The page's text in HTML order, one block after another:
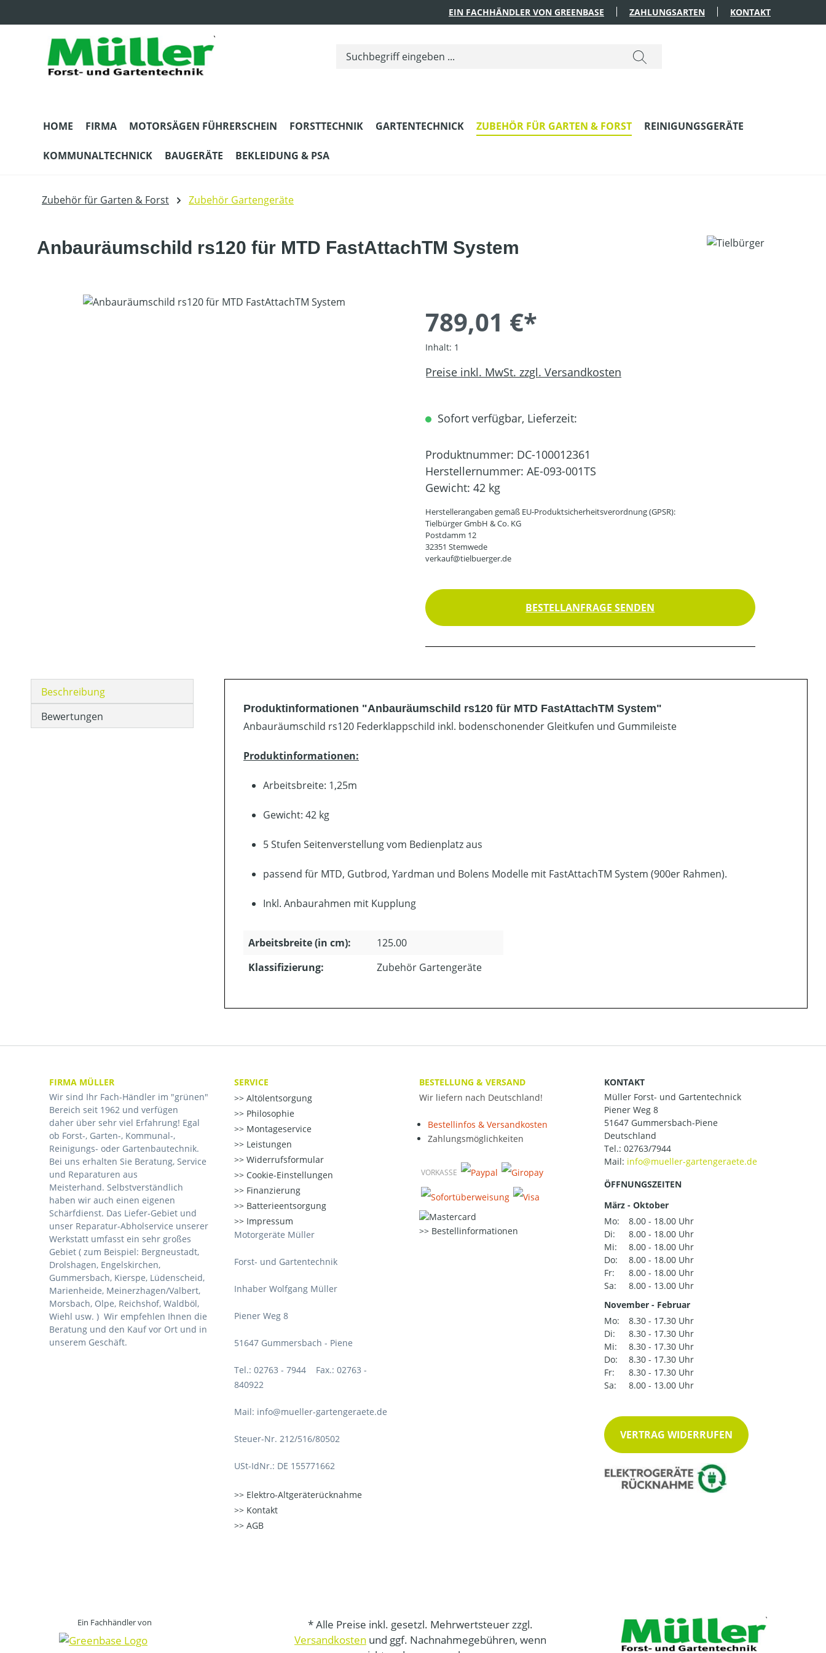
EIN FACHHÄNDLER VON GREENBASE ZAHLUNGSARTEN KONTAKT
HOME FIRMA MOTORSÄGEN FÜHRERSCHEIN FORSTTECHNIK GARTENTECHNICK ZUBEHÖR FÜR GARTEN & FORST REINIGUNGSGERÄTE
KOMMUNALTECHNICK BAUGERÄTE BEKLEIDUNG & PSA
Zubehör für Garten & Forst Zubehör Gartengeräte
Anbauräumschild rs120 für MTD FastAttachTM System
Bildergalerie überspringen
789,01 €*
Inhalt: 1
Preise inkl. MwSt. zzgl. Versandkosten
Sofort verfügbar, Lieferzeit:
Produktnummer: DC-100012361
Herstellernummer: AE-093-001TS
Gewicht: 42 kg
Herstellerangaben gemäß EU-Produktsicherheitsverordnung (GPSR):
Tielbürger GmbH & Co. KG
Postdamm 12
32351 Stemwede
verkauf@tielbuerger.de
BESTELLANFRAGE SENDEN
Beschreibung
Bewertungen
Produktinformationen "Anbauräumschild rs120 für MTD FastAttachTM System"
Anbauräumschild rs120 Federklappschild inkl. bodenschonender Gleitkufen und Gummileiste
Produktinformationen:
Arbeitsbreite: 1,25m
Gewicht: 42 kg
5 Stufen Seitenverstellung vom Bedienplatz aus
passend für MTD, Gutbrod, Yardman und Bolens Modelle mit FastAttachTM System (900er Rahmen).
Inkl. Anbaurahmen mit Kupplung
Arbeitsbreite (in cm):
125.00
Klassifizierung:
Zubehör Gartengeräte
FIRMA MÜLLER
Wir sind Ihr Fach-Händler im "grünen"
Bereich seit 1962 und verfügen
daher über sehr viel Erfahrung! Egal
ob Forst-, Garten-, Kommunal-,
Reinigungs- oder Gartenbautechnik.
Bei uns erhalten Sie Beratung, Service
und Reparaturen aus
Meisterhand. Selbstverständlich
haben wir auch einen eigenen
Schärfdienst. Das Liefer-Gebiet und
unser Reparatur-Abholservice unserer
Werkstatt umfasst ein sehr großes
Gebiet ( zum Beispiel: Bergneustadt,
Drolshagen, Engelskirchen,
Gummersbach, Kierspe, Lüdenscheid,
Marienheide, Meinerzhagen/Valbert,
Morsbach, Olpe, Reichshof, Waldböl,
Wiehl usw. ) Wir empfehlen Ihnen die
Beratung und den Kauf vor Ort und in
unserem Geschäft.
SERVICE
Altölentsorgung
Philosophie
Montageservice
Leistungen
Widerrufsformular
Cookie-Einstellungen
Finanzierung
Batterieentsorgung
Impressum
Motorgeräte Müller
Forst- und Gartentechnik
Inhaber Wolfgang Müller
Piener Weg 8
51647 Gummersbach - Piene
Tel.: 02763 - 7944 Fax.: 02763 -
840922
Mail: info@mueller-gartengeraete.de
Steuer-Nr. 212/516/80502
USt-IdNr.: DE 155771662
Elektro-Altgeräterücknahme
Kontakt
AGB
BESTELLUNG & VERSAND
Wir liefern nach Deutschland!
Bestellinfos & Versandkosten
Zahlungsmöglichkeiten
VORKASSE
Bestellinformationen
KONTAKT
Müller Forst- und Gartentechnick
Piener Weg 8
51647 Gummersbach-Piene
Deutschland
Tel.: 02763/7944
Mail:
ÖFFNUNGSZEITEN
März - Oktober
Mo:
8.00 - 18.00 Uhr
Di:
8.00 - 18.00 Uhr
Mi:
8.00 - 18.00 Uhr
Do:
8.00 - 18.00 Uhr
Fr:
8.00 - 18.00 Uhr
Sa:
8.00 - 13.00 Uhr
November - Februar
Mo:
8.30 - 17.30 Uhr
Di:
8.30 - 17.30 Uhr
Mi:
8.30 - 17.30 Uhr
Do:
8.30 - 17.30 Uhr
Fr:
8.30 - 17.30 Uhr
Sa:
8.00 - 13.00 Uhr
VERTRAG WIDERRUFEN
Ein Fachhändler von
* Alle Preise inkl. gesetzl. Mehrwertsteuer zzgl.
Versandkosten und ggf. Nachnahmegebühren, wenn